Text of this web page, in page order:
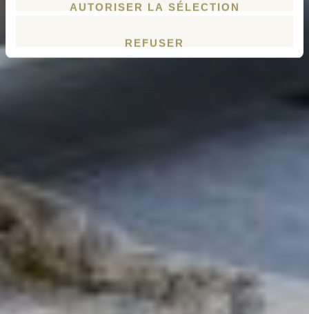
AUTORISER LA SÉLECTION
REFUSER